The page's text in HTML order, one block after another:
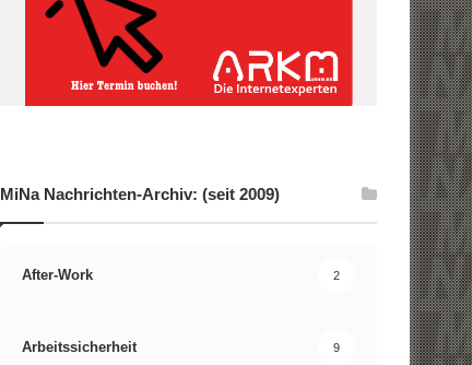
MiNa Nachrichten-Archiv: (seit 2009)
After-Work 2
Arbeitssicherheit 9